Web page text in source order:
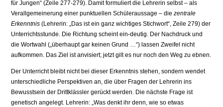
für Jungen“ (Zeile 277-279). Damit formuliert die Lehrerin selbst – als
Verallgemeinerung einer punktuellen Schüleraussage – diezentrale
Erkenntnis (Lehrerin: „Das ist ein ganz wichtiges Stichwort“, Zeile 279) der
Unterrichtsstunde. Die Richtung scheint ein-deutig. Der Nachdruck und
die Wortwahl („überhaupt gar keinen Grund …“) lassen Zweifel nicht
aufkommen. Das Ziel ist anvisiert; jetzt gilt es nur noch den Weg zu ebnen.
Der Unterricht bleibt nicht bei dieser Erkenntnis stehen, sondern wendet
unter­schiedliche Perspektiven an, die über Fragen der Lehrerin ins
Bewusstsein der Drittklässler gerückt werden. Die nächste Frage ist
genetisch angelegt. Lehre­rin: „Was denkt ihr denn, wie so etwas